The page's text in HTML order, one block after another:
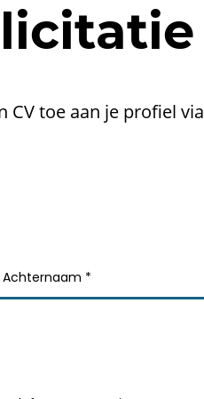
CV toe aan je profiel via